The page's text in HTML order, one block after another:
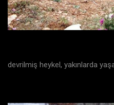
devrilmiş heykel, yakınlarda